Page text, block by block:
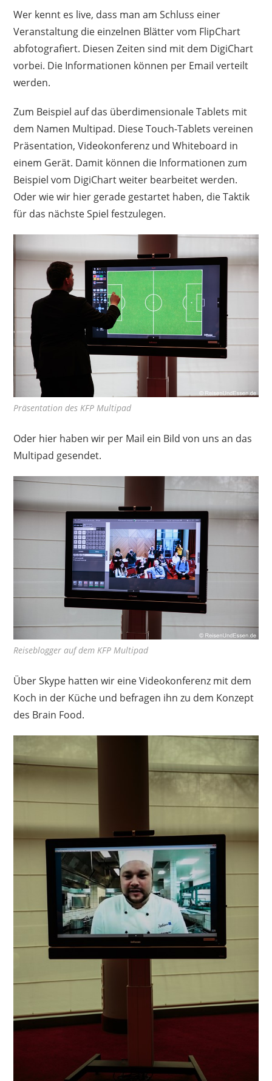
Wer kennt es live, dass man am Schluss einer
Veranstaltung die einzelnen Blätter vom FlipChart
abfotografiert. Diesen Zeiten sind mit dem DigiChart
vorbei. Die Informationen können per Email verteilt
werden.
Zum Beispiel auf das überdimensionale Tablets mit
dem Namen Multipad. Diese Touch-Tablets vereinen
Präsentation, Videokonferenz und Whiteboard in
einem Gerät. Damit können die Informationen zum
Beispiel vom DigiChart weiter bearbeitet werden.
Oder wie wir hier gerade gestartet haben, die Taktik
für das nächste Spiel festzulegen.
Präsentation des KFP Multipad
Oder hier haben wir per Mail ein Bild von uns an das
Multipad gesendet.
Reiseblogger auf dem KFP Multipad
Über Skype hatten wir eine Videokonferenz mit dem
Koch in der Küche und befragen ihn zu dem Konzept
des Brain Food.